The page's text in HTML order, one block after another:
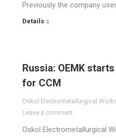
Previously the company
Details
Russia: OEMK
for CCM
Oskol Electrometallurgical
Leave a comment
Oskol Electrometallurgical